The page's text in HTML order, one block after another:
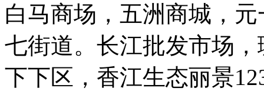
白马商场，五洲商城，
七街道。长江批发市场
下下区，香江生态丽景